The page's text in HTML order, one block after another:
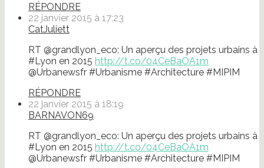
RÉPONDRE
22 janvier 2015 à 17:23
CatJuliett
RT @grandlyon_eco: Un aperçu des projets urbains à
#Lyon en 2015 http://t.co/04CeBaOA1m
@Urbanewsfr #Urbanisme #Architecture #MIPIM
RÉPONDRE
22 janvier 2015 à 18:19
BARNAVON69
RT @grandlyon_eco: Un aperçu des projets urbains à
#Lyon en 2015 http://t.co/04CeBaOA1m
@Urbanewsfr #Urbanisme #Architecture #MIPIM